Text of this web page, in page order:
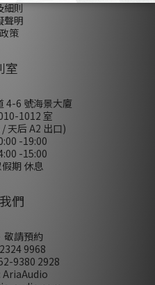
細則
聲明
策
室
4-6 號海景大廈
1012 室
天后 A2 出口)
-19:00
-15:00
期 休息
們
敬請預約
9968
9380 2928
AriaAudio